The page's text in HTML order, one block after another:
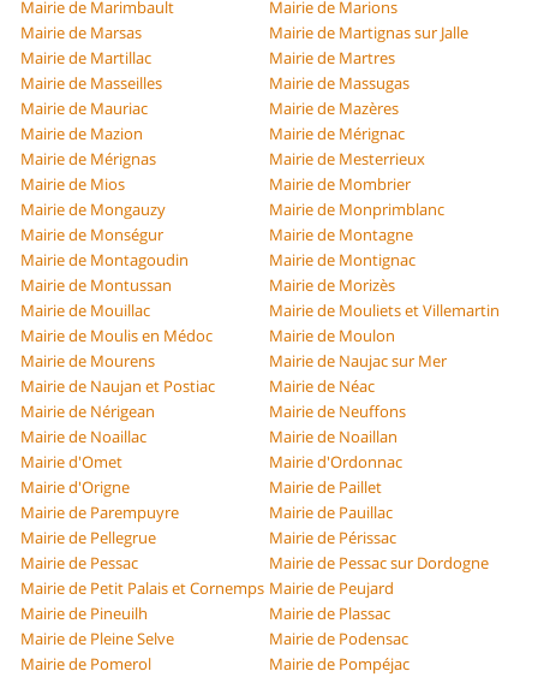
Mairie de Marimbault
Mairie de Marions
Mairie de Marsas
Mairie de Martignas sur Jalle
Mairie de Martillac
Mairie de Martres
Mairie de Masseilles
Mairie de Massugas
Mairie de Mauriac
Mairie de Mazères
Mairie de Mazion
Mairie de Mérignac
Mairie de Mérignas
Mairie de Mesterrieux
Mairie de Mios
Mairie de Mombrier
Mairie de Mongauzy
Mairie de Monprimblanc
Mairie de Monségur
Mairie de Montagne
Mairie de Montagoudin
Mairie de Montignac
Mairie de Montussan
Mairie de Morizès
Mairie de Mouillac
Mairie de Mouliets et Villemartin
Mairie de Moulis en Médoc
Mairie de Moulon
Mairie de Mourens
Mairie de Naujac sur Mer
Mairie de Naujan et Postiac
Mairie de Néac
Mairie de Nérigean
Mairie de Neuffons
Mairie de Noaillac
Mairie de Noaillan
Mairie d'Omet
Mairie d'Ordonnac
Mairie d'Origne
Mairie de Paillet
Mairie de Parempuyre
Mairie de Pauillac
Mairie de Pellegrue
Mairie de Périssac
Mairie de Pessac
Mairie de Pessac sur Dordogne
Mairie de Petit Palais et Cornemps Mairie de Peujard
Mairie de Pineuilh
Mairie de Plassac
Mairie de Pleine Selve
Mairie de Podensac
Mairie de Pomerol
Mairie de Pompéjac